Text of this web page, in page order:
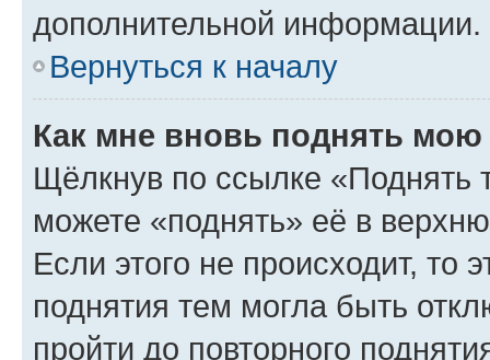
дополнительной информации.
Вернуться к началу
Как мне вновь поднять мою
Щёлкнув по ссылке «Поднять
можете «поднять» её в
Если этого не происходит, то
поднятия тем могла быть
пройти до повторного